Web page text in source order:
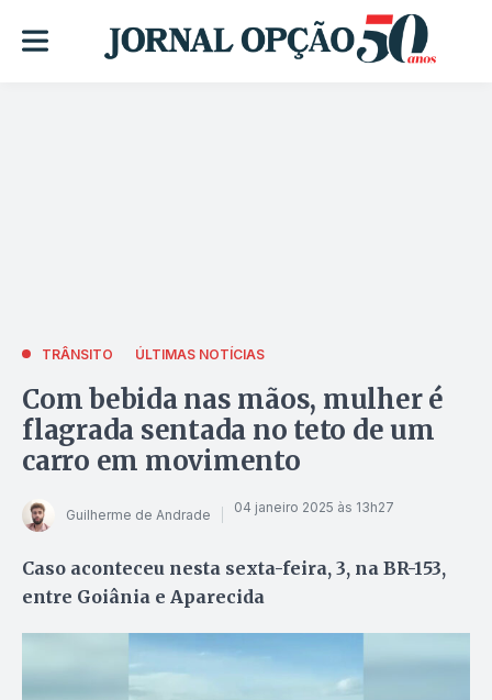
TRÂNSITO ÚLTIMAS NOTÍCIAS
Com bebida nas mãos, mulher é
flagrada sentada no teto de um
carro em movimento
Guilherme de Andrade 04 janeiro 2025 às 13h27
Caso aconteceu nesta sexta-feira, 3, na BR-153,
entre Goiânia e Aparecida